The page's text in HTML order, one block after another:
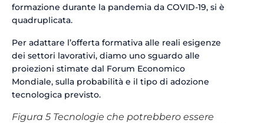
formazione durante la pandemia da COVID-19, si è
quadruplicata.
Per adattare l’offerta formativa alle reali esigenze
dei settori lavorativi, diamo uno sguardo alle
proiezioni stimate dal Forum Economico
Mondiale, sulla probabilità e il tipo di adozione
tecnologica previsto.
Figura 5 Tecnologie che potrebbero essere